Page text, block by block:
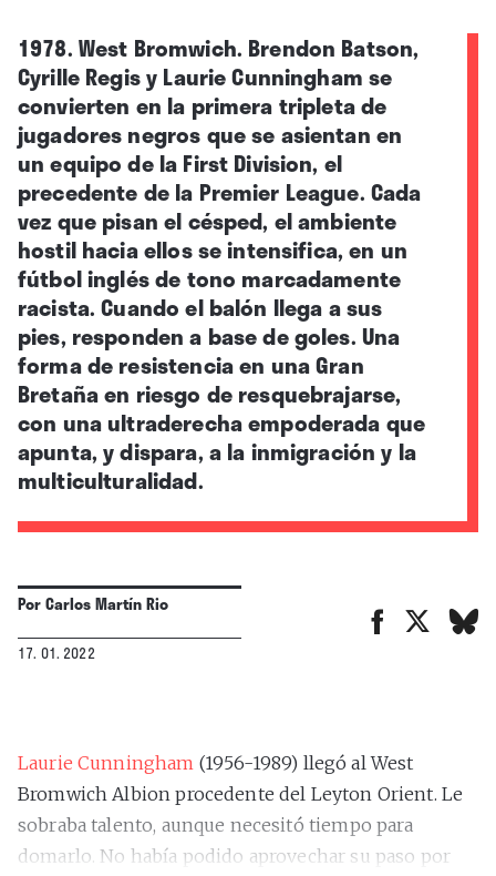
1978. West Bromwich. Brendon Batson,
Cyrille Regis y Laurie Cunningham se
convierten en la primera tripleta de
jugadores negros que se asientan en
un equipo de la First Division, el
precedente de la Premier League. Cada
vez que pisan el césped, el ambiente
hostil hacia ellos se intensifica, en un
fútbol inglés de tono marcadamente
racista. Cuando el balón llega a sus
pies, responden a base de goles. Una
forma de resistencia en una Gran
Bretaña en riesgo de resquebrajarse,
con una ultraderecha empoderada que
apunta, y dispara, a la inmigración y la
multiculturalidad.
PorCarlos Martín Rio
17. 01. 2022
Laurie Cunningham (1956-1989) llegó al West
Bromwich Albion procedente del Leyton Orient. Le
sobraba talento, aunque necesitó tiempo para
domarlo. No había podido aprovechar su paso por